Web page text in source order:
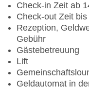
Check-in Zeit ab
Check-out Zeit
Rezeption,
Gebühr
Gästebetreuung
Lift
Geldautomat in